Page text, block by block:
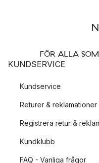
Precis som namnet
inredning, möbler och
produkter utan är anknyta
sortimentet finns också
tänkas behöva för varje rum
FÖR ALLA
KUNDSERVICE
Kundservice
Returer & reklamationer
Registrera retur &
Kundklubb
FAQ - Vanliga frågor